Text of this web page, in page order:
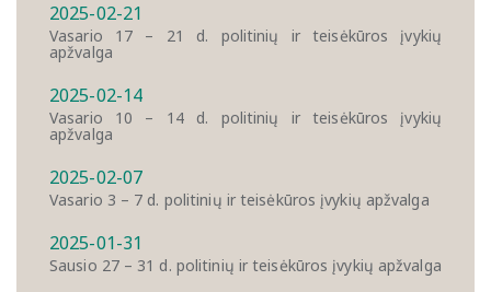
2025-02-21
Vasario 17 – 21 d. politinių ir teisėkūros įvykių
apžvalga
2025-02-14
Vasario 10 – 14 d. politinių ir teisėkūros įvykių
apžvalga
2025-02-07
Vasario 3 – 7 d. politinių ir teisėkūros įvykių apžvalga
2025-01-31
Sausio 27 – 31 d. politinių ir teisėkūros įvykių apžvalga